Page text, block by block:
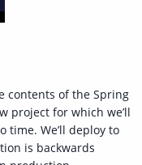
contents of the Spring
project for which we’ll
time. We’ll deploy to
is backwards